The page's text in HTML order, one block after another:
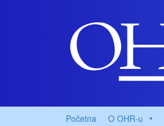
Početna O OHR-u